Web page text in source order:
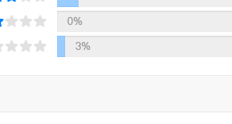
사를 이해하는 가장 친밀한 방법
알기 쉬운 일상의 역사를 만나다
0%
3%